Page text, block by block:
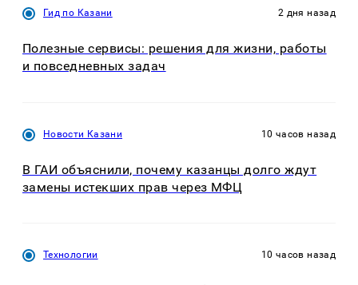
Гид по Казани 2 дня назад
Полезные сервисы: решения для жизни, работы
и повседневных задач
Новости Казани 10 часов назад
В ГАИ объяснили, почему казанцы долго ждут
замены истекших прав через МФЦ
Технологии 10 часов назад